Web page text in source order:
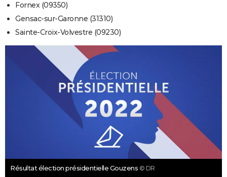
Fornex (09350)
Gensac-sur-Garonne (31310)
Sainte-Croix-Volvestre (09230)
Résultat élection présidentielle Gouzens © DR